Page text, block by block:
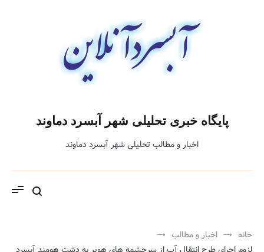
پایگاه خبری تحلیلی شهر آبسرد دماوند
اخبار و مطالب تحلیلی شهر آبسرد دماوند
خانه
اخبار و مطالب